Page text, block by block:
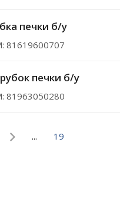
печки б/у
81619600707
печки б/у
81963050280
... 19